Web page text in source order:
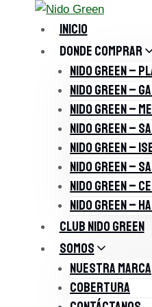
INICIO
DONDE COMPRAR
NIDO GREEN –
NIDO GREEN –
NIDO GREEN –
NIDO GREEN –
NIDO GREEN –
NIDO GREEN –
NIDO GREEN –
NIDO GREEN –
CLUB NIDO GREEN
SOMOS
NUESTRA MARCA
COBERTURA